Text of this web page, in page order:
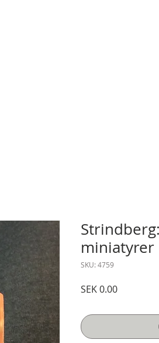
miniatyrer
SKU: 4759
SEK 0.00Price